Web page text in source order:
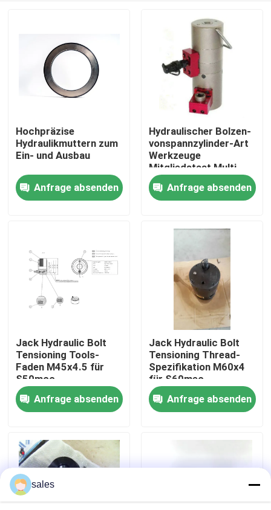
Zu Hause
Produkte
Über uns
Werksbesichtigung
Qualitätskontrolle
Neuigkeiten
Hydraulische Hochdruckpumpe
Hydraulische Druckluftpumpe
Hochpräzise
Hydraulikmuttern zum
Ein- und Ausbau
Anfrage absenden
Hydraulischer Bolzen-
vonspannzylinder-Art
Werkzeuge
Mitgliedstaat Multi
Staged 1500Bar 322
KN Anfrage absenden
Jack Hydraulic Bolt
Tensioning Tools-
Faden M45x4.5 für
S50mcc-
Zylinderdeckel
Anfrage absenden
Jack Hydraulic Bolt
Tensioning Thread-
Spezifikation M60x4
für S60mec-
Zylinderdeckel
Anfrage absenden
sales